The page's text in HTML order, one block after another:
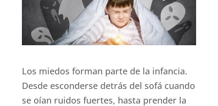
Los miedos forman parte de la infancia.
Desde esconderse detrás del sofá cuando
se oían ruidos fuertes, hasta prender la